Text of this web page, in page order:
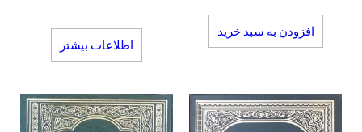
افزودن به سبد خرید
اطلاعات بیشتر